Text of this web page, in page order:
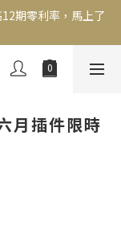
期零利率，馬上了
期零利率，馬上了
鬆打包
插件限時